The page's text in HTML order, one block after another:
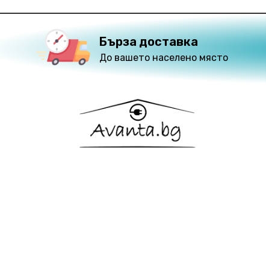
Бърза доставка
До вашето населено място